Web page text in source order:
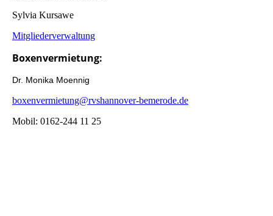
Sylvia Kursawe
Mitgliederverwaltung
Boxenvermietung:
Dr. Monika Moennig
boxenvermietung@rvshannover-bemerode.de
Mobil: 0162-244 11 25